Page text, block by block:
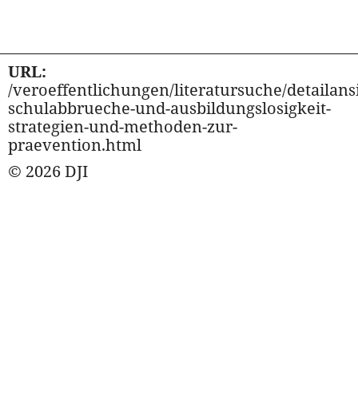
URL:
/veroeffentlichungen/literatursuche/
schulabbrueche-und-ausbildungslosigkeit-
strategien-und-methoden-zur-
praevention.html
© 2026 DJI